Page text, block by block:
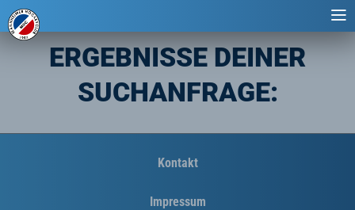
ERGEBNISSE DEINER
SUCHANFRAGE:
Kontakt
Impressum